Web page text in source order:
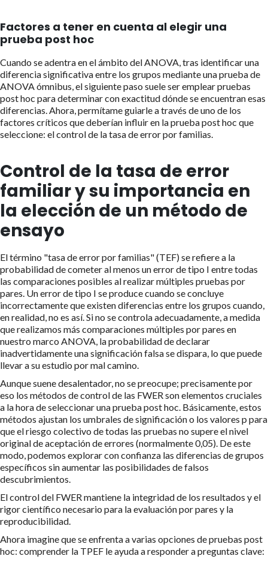
Factores a tener en cuenta al elegir una
prueba post hoc
Cuando se adentra en el ámbito del ANOVA, tras identificar una
diferencia significativa entre los grupos mediante una prueba de
ANOVA ómnibus, el siguiente paso suele ser emplear pruebas
post hoc para determinar con exactitud dónde se encuentran esas
diferencias. Ahora, permítame guiarle a través de uno de los
factores críticos que deberían influir en la prueba post hoc que
seleccione: el control de la tasa de error por familias.
Control de la tasa de error
familiar y su importancia en
la elección de un método de
ensayo
El término "tasa de error por familias" (TEF) se refiere a la
probabilidad de cometer al menos un error de tipo I entre todas
las comparaciones posibles al realizar múltiples pruebas por
pares. Un error de tipo I se produce cuando se concluye
incorrectamente que existen diferencias entre los grupos cuando,
en realidad, no es así. Si no se controla adecuadamente, a medida
que realizamos más comparaciones múltiples por pares en
nuestro marco ANOVA, la probabilidad de declarar
inadvertidamente una significación falsa se dispara, lo que puede
llevar a su estudio por mal camino.
Aunque suene desalentador, no se preocupe; precisamente por
eso los métodos de control de las FWER son elementos cruciales
a la hora de seleccionar una prueba post hoc. Básicamente, estos
métodos ajustan los umbrales de significación o los valores p para
que el riesgo colectivo de todas las pruebas no supere el nivel
original de aceptación de errores (normalmente 0,05). De este
modo, podemos explorar con confianza las diferencias de grupos
específicos sin aumentar las posibilidades de falsos
descubrimientos.
El control del FWER mantiene la integridad de los resultados y el
rigor científico necesario para la evaluación por pares y la
reproducibilidad.
Ahora imagine que se enfrenta a varias opciones de pruebas post
hoc: comprender la TPEF le ayuda a responder a preguntas clave: